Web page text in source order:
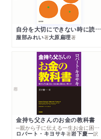
自分を大切にできない時に読む本
服部みれい著大原扁理著
金持ち父さんのお金の教科書
─親から子に伝える一生お金に困らない考え方
ロバート・キヨサキ著岩下慶一訳